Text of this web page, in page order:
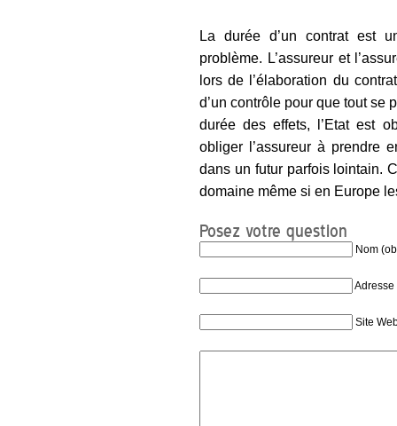
La durée d’un contrat est
problème. L’assureur et
lors de l’élaboration du
d’un contrôle pour que tout se
durée des effets, l’Etat est
obliger l’assureur à prendre
dans un futur parfois lointain.
domaine même si en Europe
Posez votre question
Nom
Site